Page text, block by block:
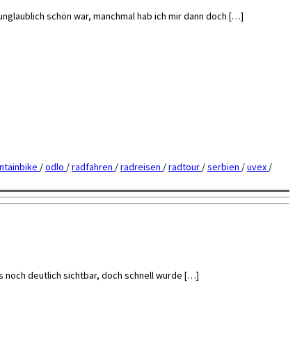
schön war, manchmal hab ich mir dann doch […]
deutlich sichtbar, doch schnell wurde […]
/odlo /radfahren /radreisen /radtour /serbien /uvex /